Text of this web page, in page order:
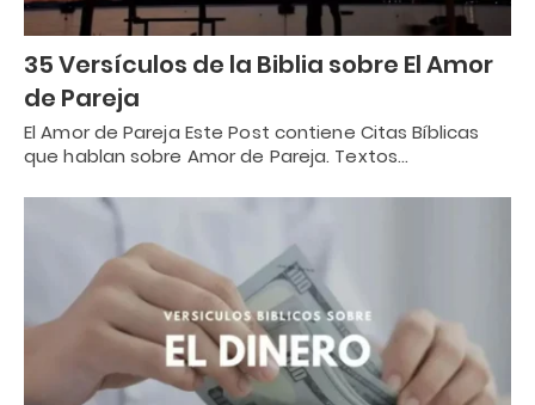
35 Versículos de la Biblia sobre El Amor
de Pareja
El Amor de Pareja Este Post contiene Citas Bíblicas
que hablan sobre Amor de Pareja. Textos…